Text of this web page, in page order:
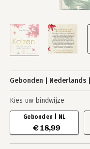
Gebonden Nederlands
Kies uw bindwijze
Gebonden | NL
€ 18,99